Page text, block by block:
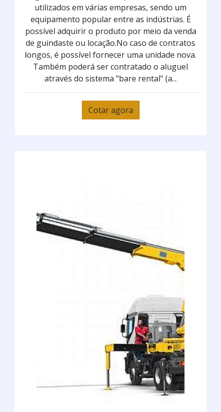
utilizados em várias empresas, sendo um
equipamento popular entre as indústrias. É
possível adquirir o produto por meio da venda
de guindaste ou locação.No caso de contratos
longos, é possível fornecer uma unidade nova.
Também poderá ser contratado o aluguel
através do sistema "bare rental" (a...
Cotar agora